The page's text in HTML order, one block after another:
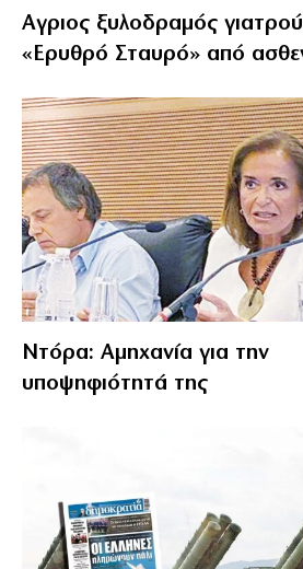
Αγριος ξυλοδραμός
«Ερυθρό Σταυρό» από
Ντόρα: Αμηχανία για την
υποψηφιότητά της